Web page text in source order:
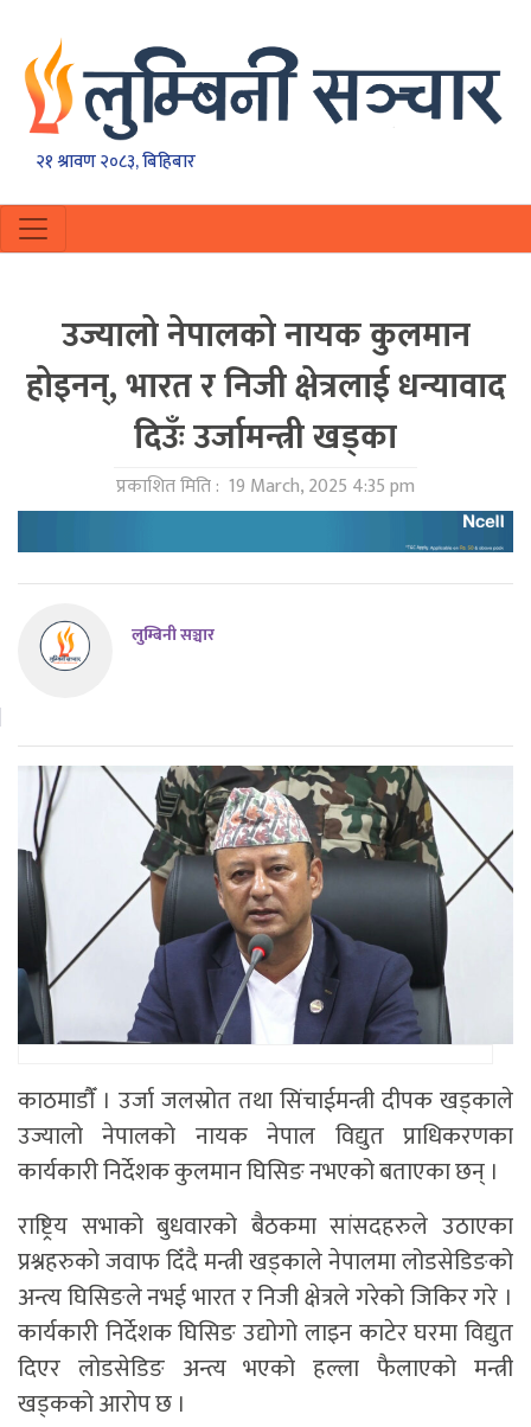
२१ श्रावण २०८३, बिहिबार
उज्यालो नेपालको नायक कुलमान
होइनन्, भारत र निजी क्षेत्रलाई धन्यावाद
दिउँः उर्जामन्त्री खड्का
प्रकाशित मिति : 19 March, 2025 4:35 pm
लुम्बिनी सञ्चार
काठमाडाैँ । उर्जा जलस्रोत तथा सिंचाईमन्त्री दीपक खड्काले
उज्यालो नेपालको नायक नेपाल विद्युत प्राधिकरणका
कार्यकारी निर्देशक कुलमान घिसिङ नभएको बताएका छन् ।
राष्ट्रिय सभाको बुधवारको बैठकमा सांसदहरुले उठाएका
प्रश्नहरुको जवाफ दिँदै मन्त्री खड्काले नेपालमा लोडसेडिङको
अन्त्य घिसिङले नभई भारत र निजी क्षेत्रले गरेको जिकिर गरे ।
कार्यकारी निर्देशक घिसिङ उद्योगो लाइन काटेर घरमा विद्युत
दिएर लोडसेडिङ अन्त्य भएको हल्ला फैलाएको मन्त्री
खड्कको आरोप छ ।